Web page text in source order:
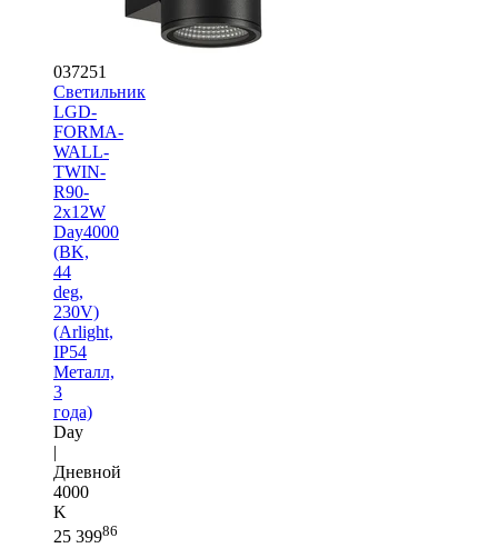
037251
Светильник
LGD-
FORMA-
WALL-
TWIN-
R90-
2x12W
Day4000
(BK,
44
deg,
230V)
(Arlight,
IP54
Металл,
3
года)
Day
|
Дневной
4000
K
25 39986